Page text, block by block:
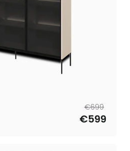
Parastā€699
Pārdošanas
€599